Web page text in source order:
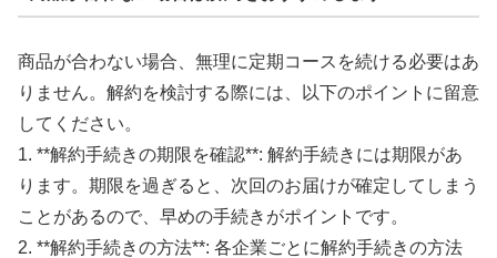
商品が合わない場合、無理に定期コースを続ける必要はあ
りません。解約を検討する際には、以下のポイントに留意
してください。
1. **解約手続きの期限を確認**: 解約手続きには期限があ
ります。期限を過ぎると、次回のお届けが確定してしまう
ことがあるので、早めの手続きがポイントです。
2. **解約手続きの方法**: 各企業ごとに解約手続きの方法